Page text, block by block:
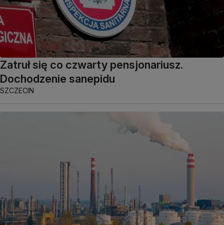
Zatruł się co czwarty pensjonariusz.
Dochodzenie sanepidu
SZCZECIN